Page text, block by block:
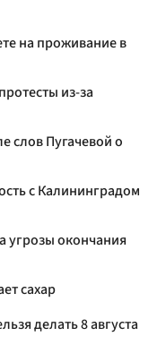
на проживание в
из-за
слов Пугачевой о
с Калининградом
угрозы окончания
сахар
делать 8 августа